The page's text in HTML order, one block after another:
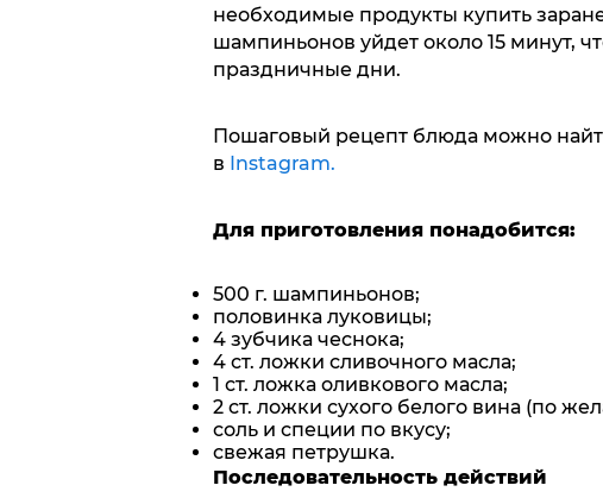
необходимые продукты купить
шампиньонов уйдет около 15 минут,
праздничные дни.
Пошаговый рецепт блюда можно
в Instagram.
Для приготовления понадобится:
500 г. шампиньонов;
половинка луковицы;
4 зубчика чеснока;
4 ст. ложки сливочного масла;
1 ст. ложка оливкового масла;
2 ст. ложки сухого белого вина (по
соль и специи по вкусу;
свежая петрушка.
Последовательность действий